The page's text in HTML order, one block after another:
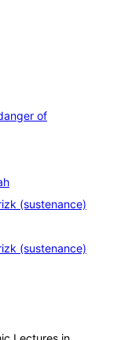
of
(sustenance)
(sustenance)